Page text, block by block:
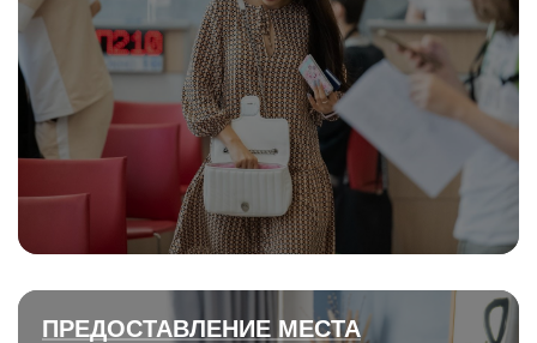
ПРЕДОСТАВЛЕНИЕ МЕСТА